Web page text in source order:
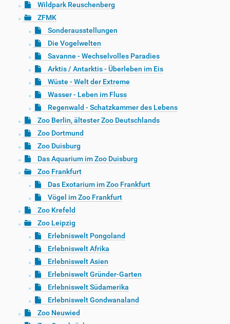
Wildpark Reuschenberg
ZFMK
Sonderausstellungen
Die Vogelwelten
Savanne - Wechselvolles Paradies
Arktis / Antarktis - Überleben im Eis
Wüste - Welt der Extreme
Wasser - Leben im Fluss
Regenwald - Schatzkammer des Lebens
Zoo Berlin, ältester Zoo Deutschlands
Zoo Dortmund
Zoo Duisburg
Das Aquarium im Zoo Duisburg
Zoo Frankfurt
Das Exotarium im Zoo Frankfurt
Vögel im Zoo Frankfurt
Zoo Krefeld
Zoo Leipzig
Erlebniswelt Pongoland
Erlebniswelt Afrika
Erlebniswelt Asien
Erlebniswelt Gründer-Garten
Erlebniswelt Südamerika
Erlebniswelt Gondwanaland
Zoo Neuwied